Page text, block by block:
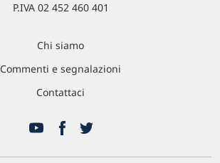
P.IVA 02 452 460 401
Chi siamo
Commenti e segnalazioni
Contattaci